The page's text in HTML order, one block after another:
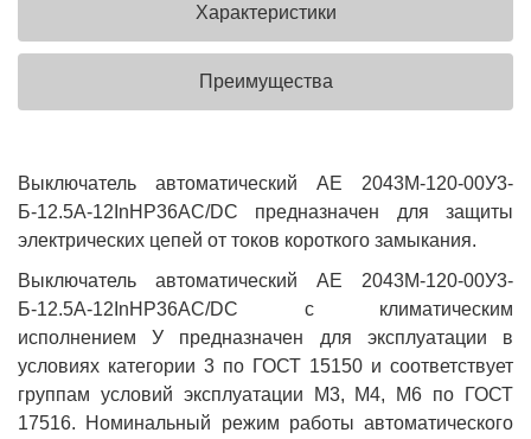
Характеристики
Преимущества
Выключатель автоматический АЕ 2043М-120-00У3-
Б-12.5А-12InНР36AC/DC предназначен для защиты
электрических цепей от токов короткого замыкания.
Выключатель автоматический АЕ 2043М-120-00У3-
Б-12.5А-12InНР36AC/DC с климатическим
исполнением У предназначен для эксплуатации в
условиях категории 3 по ГОСТ 15150 и соответствует
группам условий эксплуатации М3, М4, М6 по ГОСТ
17516. Номинальный режим работы автоматического